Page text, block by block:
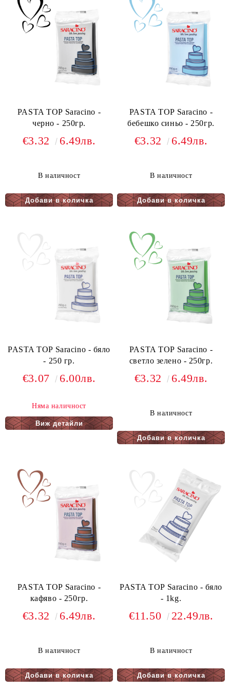
PASTA TOP Saracino -
черно - 250гр.
€3.32 6.49лв.
В наличност
PASTA TOP Saracino -
бебешко синьо - 250гр.
€3.32 6.49лв.
В наличност
PASTA TOP Saracino - бяло
- 250 гр.
€3.07 6.00лв.
Няма наличност
Виж детайли
PASTA TOP Saracino -
светло зелено - 250гр.
€3.32 6.49лв.
В наличност
PASTA TOP Saracino -
кафяво - 250гр.
€3.32 6.49лв.
В наличност
PASTA TOP Saracino - бяло
- 1kg.
€11.50 22.49лв.
В наличност